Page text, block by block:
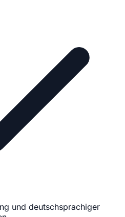
und deutschsprachiger